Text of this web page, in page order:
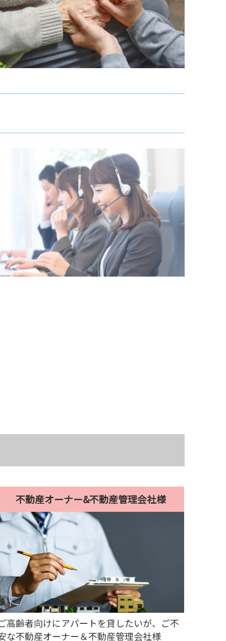
不動産オーナー&不動産管理会社様
高齢者向けにアパートを貸したいが、ご不
な不動産オーナー＆不動産管理会社様